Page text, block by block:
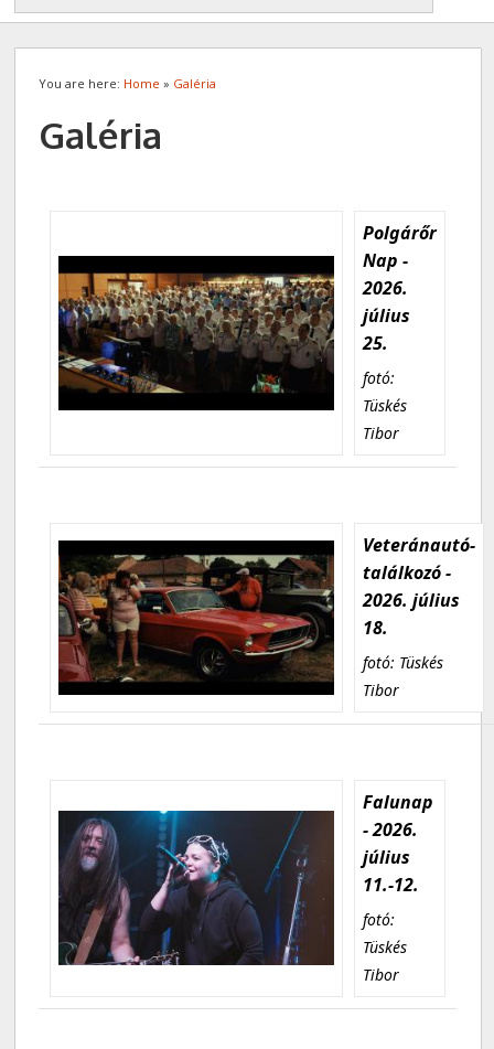
You are here: Home » Galéria
Galéria
Polgárőr
Nap -
2026.
július
25.
fotó:
Tüskés
Tibor
Veteránautó-
találkozó -
2026. július
18.
fotó: Tüskés
Tibor
Falunap
- 2026.
július
11.-12.
fotó:
Tüskés
Tibor